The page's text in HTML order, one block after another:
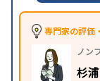
中
可
※2023年3月調査。
専門家の評価
ノン
杉